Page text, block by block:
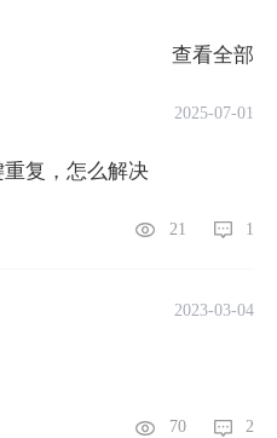
查看全部
2025-07-01
复，怎么解决
21 1
2023-03-04
70 2